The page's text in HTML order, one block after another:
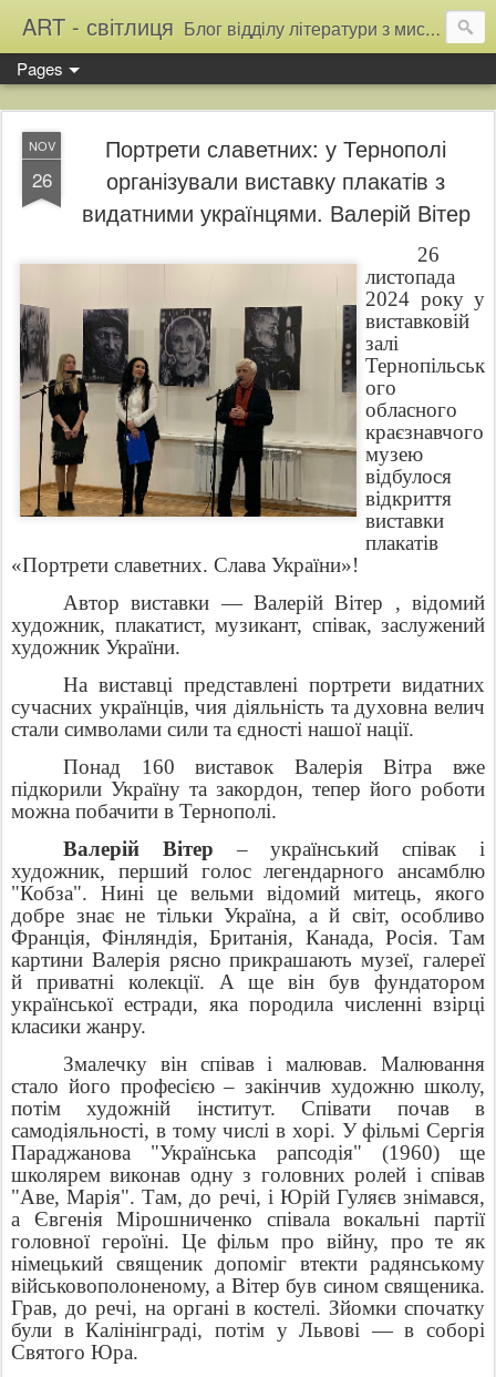
ART - світлиця Блог відділу літератури з мистецтва Тернопільської обласної універсальної наукової бібліотеки
Pages
NOV
26
Портрети славетних: у Тернополі
організували виставку плакатів з
видатними українцями. Валерій Вітер
26
листопада
2024 року у
виставковій
залі
Тернопільськ
ого
обласного
краєзнавчого
музею
відбулося
відкриття
виставки
плакатів
«Портрети славетних. Слава України»!
Автор виставки — Валерій Вітер , відомий
художник, плакатист, музикант, співак, заслужений
художник України.
На виставці представлені портрети видатних
сучасних українців, чия діяльність та духовна велич
стали символами сили та єдності нашої нації.
Понад 160 виставок Валерія Вітра вже
підкорили Україну та закордон, тепер його роботи
можна побачити в Тернополі.
Валерій Вітер – український співак і
художник, перший голос легендарного ансамблю
"Кобза". Нині це вельми відомий митець, якого
добре знає не тільки Україна, а й світ, особливо
Франція, Фінляндія, Британія, Канада, Росія. Там
картини Валерія рясно прикрашають музеї, галереї
й приватні колекції. А ще він був фундатором
української естради, яка породила численні взірці
класики жанру.
Змалечку він співав і малював. Малювання
стало його професією – закінчив художню школу,
потім художній інститут. Співати почав в
самодіяльності, в тому числі в хорі. У фільмі Сергія
Параджанова "Українська рапсодія" (1960) ще
школярем виконав одну з головних ролей і співав
"Аве, Марія". Там, до речі, і Юрій Гуляєв знімався,
а Євгенія Мірошниченко співала вокальні партії
головної героїні. Це фільм про війну, про те як
німецький священик допоміг втекти радянському
військовополоненому, а Вітер був сином священика.
Грав, до речі, на органі в костелі. Зйомки спочатку
були в Калінінграді, потім у Львові — в соборі
Святого Юра.